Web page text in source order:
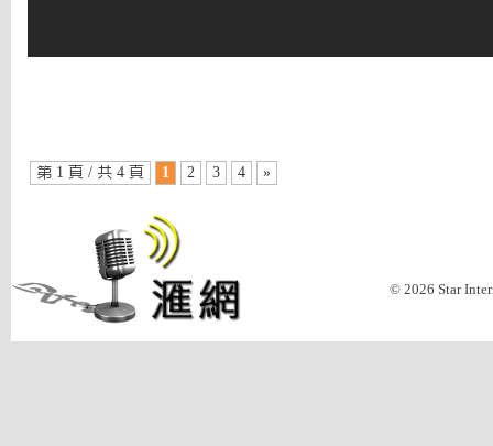
第 1 頁 / 共 4 頁 1 2 3 4 »
© 2026 Star